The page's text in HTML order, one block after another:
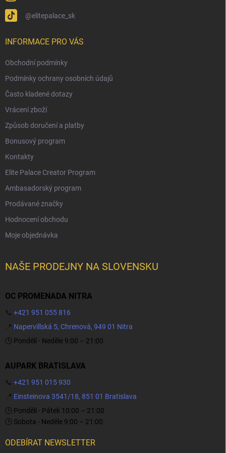
@elitepalace_sk
INFORMACE PRO VÁS
Obchodní podmínky
Podmínky ochrany osobních údajů
Často kladené dotazy
Vrácení zboží
Způsob doručení a platby
Bonusový program
Kontakty
Elite Palace Creator Program
Ambasadorský program
Prodávané značky
Hodnocení obchodu
Moje objednávka
NAŠE PRODEJNY NA SLOVENSKU
OC PROMENADA NITRA
📞 +421 951 055 816
📍 Napervillská 5, Chrenová, 949 01 Nitra
🕒 Pondělí - Neděle 9:00 – 21:00
AUPARK BRATISLAVA
📞 +421 951 015 930
📍 Einsteinova 3541/18, 851 01 Bratislava
🕒 Pondělí - Pátek 10:00 – 21:00
🕒 Sobota - Neděle 9:00 – 21:00
ODEBÍRAT NEWSLETTER